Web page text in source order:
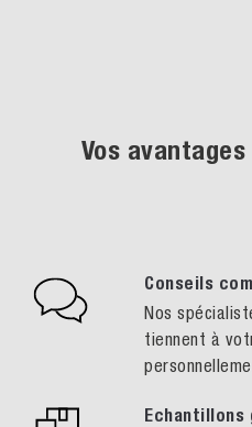
Vos avantages
Conseils
Nos
tiennent à